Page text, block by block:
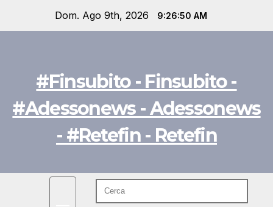
Dom. Ago 9th, 2026 9:26:51 AM
#Finsubito - Finsubito -
#Adessonews - Adessonews
- #Retefin - Retefin